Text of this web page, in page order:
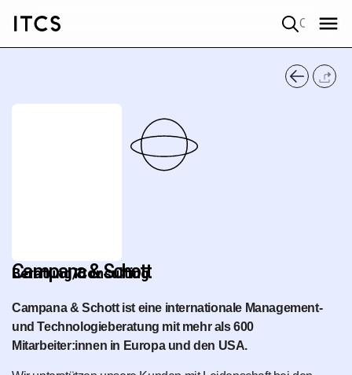
Campana & Schott
Beratung/Consulting
Campana & Schott ist eine internationale Management-
und Technologieberatung mit mehr als 600
Mitarbeiter:innen in Europa und den USA.